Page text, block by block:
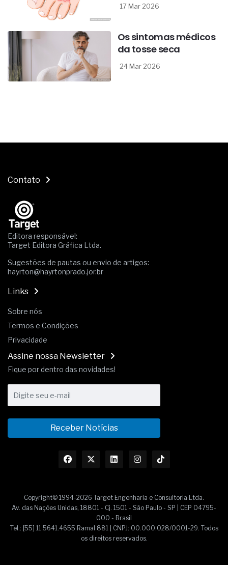
17 Mar 2026
Os sintomas médicos
da tosse seca
24 Mar 2026
Contato
Editora responsável:
Target Editora Gráfica Ltda.
Sugestões de pautas ou envio de artigos:
hayrton@hayrtonprado.jor.br
Links
Sobre nós
Termos e Condições
Privacidade
Assine nossa Newsletter
Fique por dentro das novidades!
Receber Notícias
Copyright© 1994-2026 Target Engenharia e Consultoria Ltda.
Av. das Nações Unidas, 18801 - Cj. 1501 - São Paulo - SP | CEP 04795-
000 - Brasil
Tel.: [55] 11 5641.4655 Ramal 881 | CNPJ: 00.000.028/0001-29. Todos
os direitos reservados.